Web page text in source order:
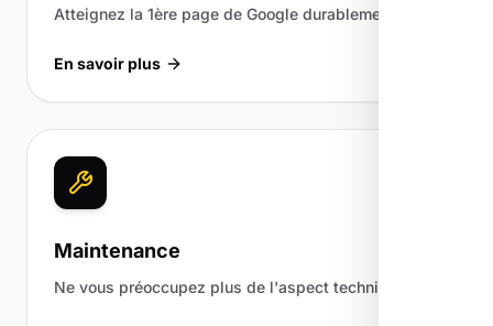
Atteignez la 1ère page de Google durablement.
En savoir plus
Maintenance
Ne vous préoccupez plus de l'aspect technique.